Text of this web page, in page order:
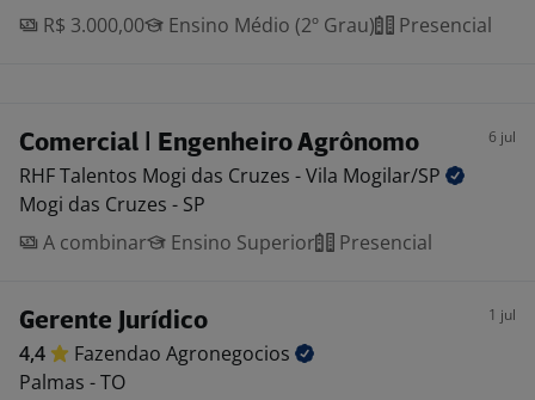
R$ 3.000,00
Ensino Médio (2º Grau) Presencial
Comercial | Engenheiro Agrônomo 6 jul
RHF Talentos Mogi das Cruzes - Vila Mogilar/SP
Mogi das Cruzes - SP
A combinar
Ensino Superior Presencial
Gerente Jurídico 1 jul
4,4 Fazendao Agronegocios
Palmas - TO